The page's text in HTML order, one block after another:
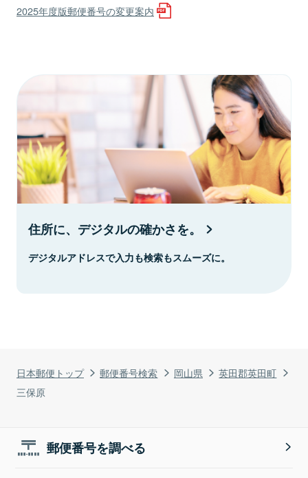
日本郵便トップ 郵便番号検索 岡山県
英田郡英田町
三保原
2025年度版郵便番号の変更案内
住所に、デジタルの確かさを。
デジタルアドレスで入力も検索もスムーズに。
郵便番号を調べる